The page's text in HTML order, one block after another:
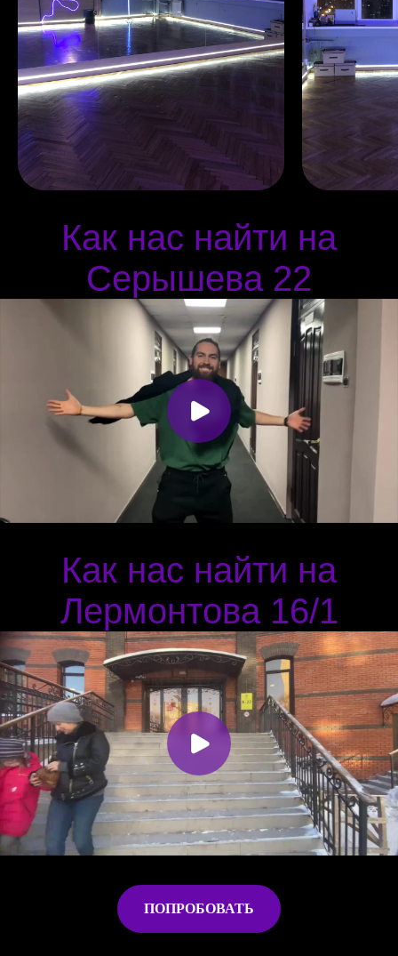
Как нас найти на
Серышева 22
Как нас найти на
Лермонтова 16/1
ПОПРОБОВАТЬ